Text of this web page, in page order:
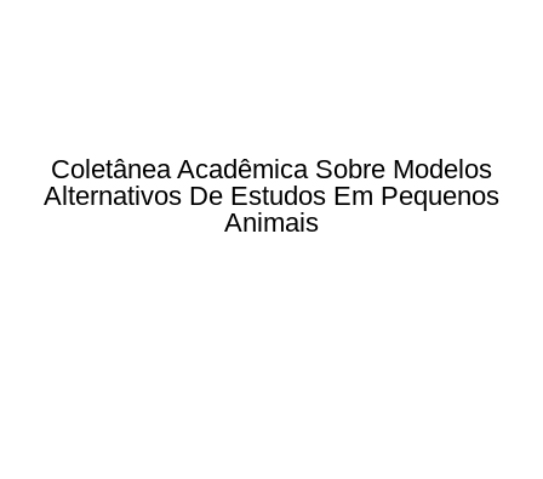
Coletânea Acadêmica Sobre Modelos
Alternativos De Estudos Em Pequenos
Animais